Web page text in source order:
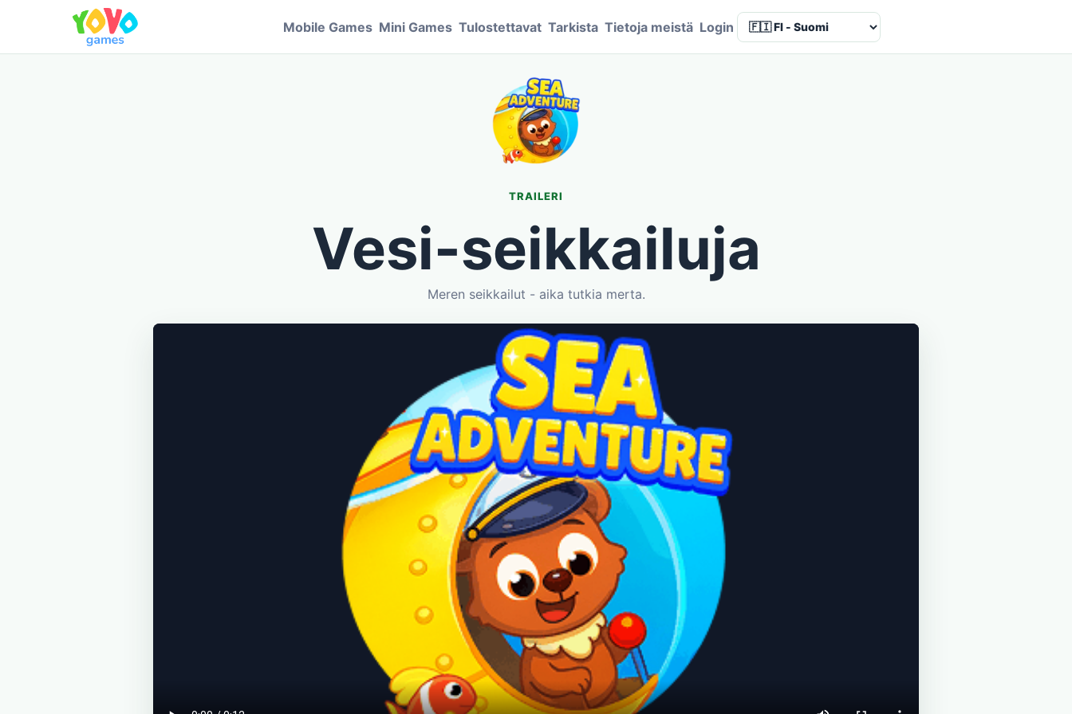
Mobile Games Mini Games Tulostettavat Tarkista Tietoja meistä Login Language
TRAILERI
Vesi-seikkailuja
Meren seikkailut - aika tutkia merta.